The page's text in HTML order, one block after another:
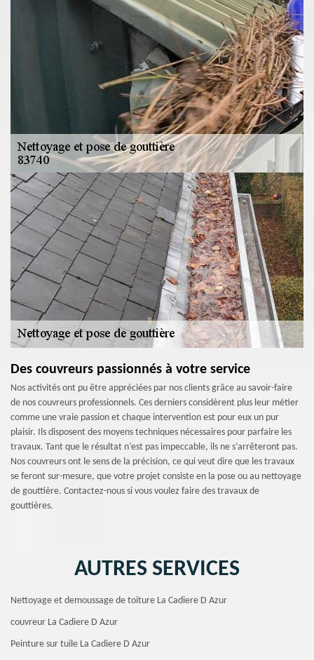
Des couvreurs passionnés à votre service
Nos activités ont pu être appréciées par nos clients grâce au savoir-faire
de nos couvreurs professionnels. Ces derniers considèrent plus leur métier
comme une vraie passion et chaque intervention est pour eux un pur
plaisir. Ils disposent des moyens techniques nécessaires pour parfaire les
travaux. Tant que le résultat n’est pas impeccable, ils ne s’arrêteront pas.
Nos couvreurs ont le sens de la précision, ce qui veut dire que les travaux
se feront sur-mesure, que votre projet consiste en la pose ou au nettoyage
de gouttière. Contactez-nous si vous voulez faire des travaux de
gouttières.
AUTRES SERVICES
Nettoyage et demoussage de toiture La Cadiere D Azur
couvreur La Cadiere D Azur
Peinture sur tuile La Cadiere D Azur